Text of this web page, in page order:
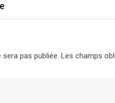
pas publiée. Les champs